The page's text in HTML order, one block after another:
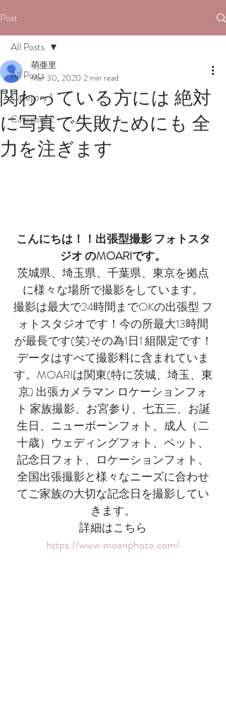
Post
All Posts
Category 1
Category 2
All Posts
関わっている方には 絶対
に写真で失敗ためにも 全
力を注ぎます
萌亜里
Mar 30, 2020 2 min read
こんにちは！！出張型撮影 フォトスタ
ジオ のMOARIです。
茨城県、埼玉県、千葉県、東京を拠点
に様々な場所で撮影をしています。
撮影は最大で24時間までOKの出張型 フ
ォトスタジオです！今の所最大13時間
が最長です(笑)その為1日1 組限定です！
データはすべて撮影料に含まれていま
す。MOARIは関東(特に茨城、埼玉、東
京) 出張カメラマン ロケーションフォ
ト 家族撮影、お宮参り、七五三、お誕
生日、ニューボーンフォト、成人（二
十歳）ウェディングフォト、ペット、
記念日フォト、ロケーションフォト、​
全国出張撮影と様々なニーズに合わせ
てご家族の大切な記念日を撮影してい
きます。
詳細はこちら
https://www.moariphoto.com/